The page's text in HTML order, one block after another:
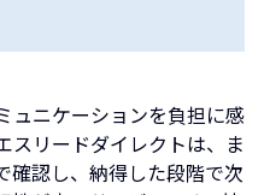
ュニケーションを負担に感
スリードダイレクトは、ま
確認し、納得した段階で次